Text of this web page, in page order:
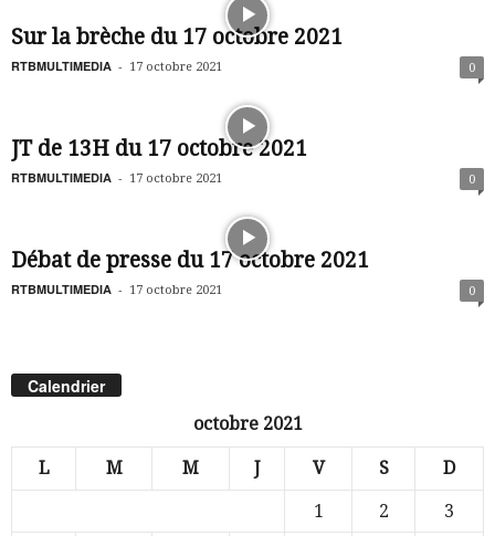
Sur la brèche du 17 octobre 2021
RTBMULTIMEDIA - 17 octobre 2021 0
JT de 13H du 17 octobre 2021
RTBMULTIMEDIA - 17 octobre 2021 0
Débat de presse du 17 octobre 2021
RTBMULTIMEDIA - 17 octobre 2021 0
Calendrier
octobre 2021
L M M J V S D
1 2
3